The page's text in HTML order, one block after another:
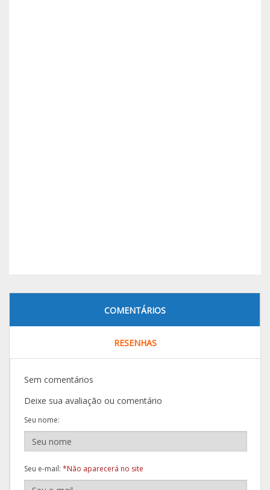
COMENTÁRIOS
RESENHAS
Sem comentários
Deixe sua avaliação ou comentário
Seu nome:
Seu e-mail: *Não aparecerá no site